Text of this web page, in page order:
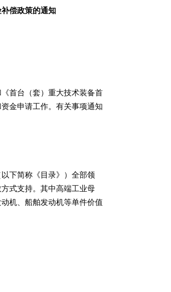
偿政策的通知
首台（套）重大技术装备首
金申请工作。有关事项通知
下简称《目录》）全部领
式支持。其中高端工业母
机、船舶发动机等单件价值